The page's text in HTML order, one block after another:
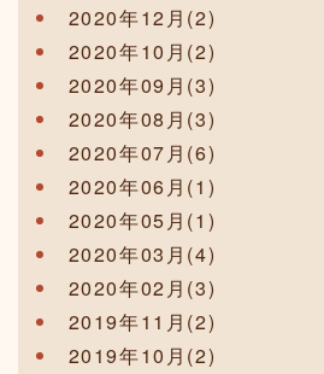
2020年12月(2)
2020年10月(2)
2020年09月(3)
2020年08月(3)
2020年07月(6)
2020年06月(1)
2020年05月(1)
2020年03月(4)
2020年02月(3)
2019年11月(2)
2019年10月(2)